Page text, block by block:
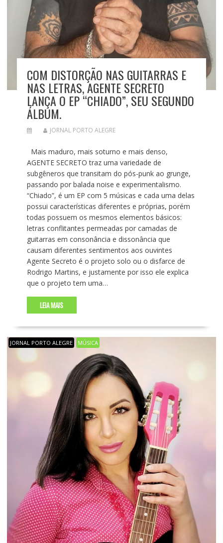
COM DISTORÇÃO NAS GUITARRAS E
NAS LETRAS, AGENTE SECRETO
LANÇA O EP “CHIADO”, SEU SEGUNDO
ÁLBUM.
JORNAL PORTO ALEGRE
Mais maduro, mais soturno e mais denso,
AGENTE SECRETO traz uma variedade de
subgêneros que transitam do pós-punk ao grunge,
passando por balada noise e experimentalismo.
“Chiado”, é um EP com 5 músicas e cada uma delas
possui características diferentes e próprias, porém
todas possuem os mesmos elementos básicos:
letras conflitantes permeadas por camadas de
guitarras em consonância e dissonância que
causam diferentes sentimentos aos ouvintes
Agente Secreto é o projeto solo ou o disfarce de
Rodrigo Martins, e justamente por isso ele explica
que o projeto tem uma…
LEIA MAIS
JORNAL PORTO ALEGRE MÚSICA